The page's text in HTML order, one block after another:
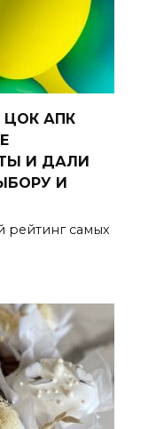
АПК
И ДАЛИ
И
рейтинг самых